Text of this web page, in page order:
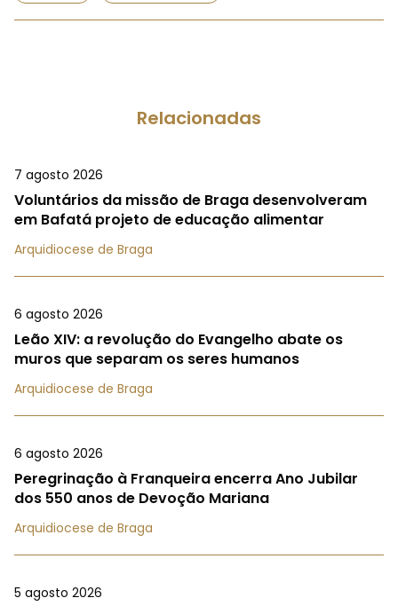
Relacionadas
7 agosto 2026
Voluntários da missão de Braga desenvolveram
em Bafatá projeto de educação alimentar
Arquidiocese de Braga
6 agosto 2026
Leão XIV: a revolução do Evangelho abate os
muros que separam os seres humanos
Arquidiocese de Braga
6 agosto 2026
Peregrinação à Franqueira encerra Ano Jubilar
dos 550 anos de Devoção Mariana
Arquidiocese de Braga
5 agosto 2026